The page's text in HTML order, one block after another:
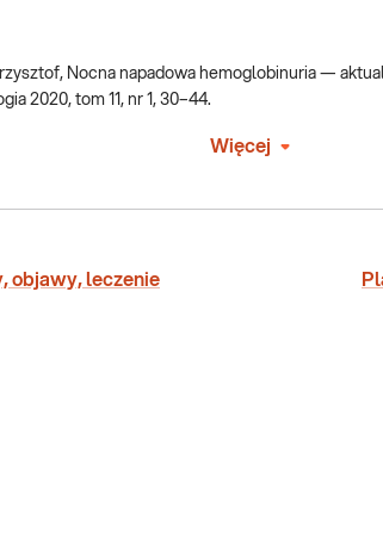
Nocna napadowa hemoglobinuria —
2020, tom 11, nr 1, 30–44.
Więcej
objawy, leczenie